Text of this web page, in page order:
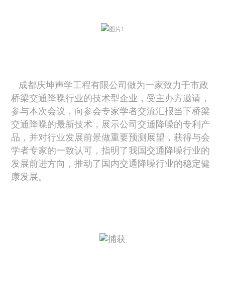
成都庆坤声学工程有限公司做为一家致力于市政
桥梁交通降噪行业的技术型企业，受主办方邀请，
参与本次会议，向参会专家学者交流汇报当下桥梁
交通降噪的最新技术，展示公司交通降噪的专利产
品，并对行业发展前景做重要预测展望，获得与会
学者专家的一致认可，指明了我国交通降噪行业的
发展前进方向，推动了国内交通降噪行业的稳定健
康发展。